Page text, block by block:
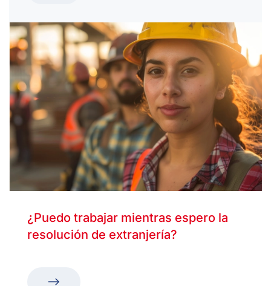
¿Puedo trabajar mientras espero la
resolución de extranjería?